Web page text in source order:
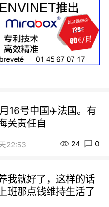
16号中国✈️法国。有
关责任自
22:53 24 0
我就好了，这样的话
班那点钱维持生活了